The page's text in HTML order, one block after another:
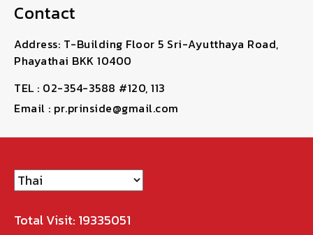
Contact
Address: T-Building Floor 5 Sri-Ayutthaya Road,
Phayathai BKK 10400
TEL : 02-354-3588 #120, 113
Email : pr.prinside@gmail.com
Total Visit: 19335051